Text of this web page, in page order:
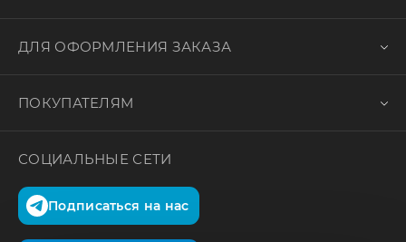
ДЛЯ ОФОРМЛЕНИЯ ЗАКАЗА
ПОКУПАТЕЛЯМ
СОЦИАЛЬНЫЕ СЕТИ
Подписаться на нас